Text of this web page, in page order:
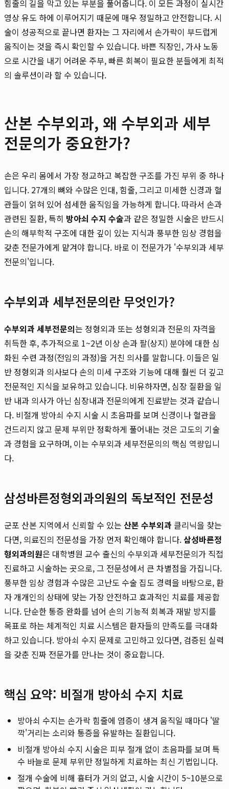
힘줄의 길을 막고 있는 부분을 풀어줍니다. 이 모든 과정이 실시간
영상 유도 하에 이루어지기 때문에 매우 정밀하고 안전합니다. 시
술이 성공적으로 끝나면 환자는 그 자리에서 손가락이 부드럽게
움직이는 것을 즉시 확인할 수 있습니다. 바쁜 직장인, 가사 노동
으로 시간을 내기 어려운 주부, 빠른 회복이 필요한 분들에게 최적
의 솔루션이라 할 수 있습니다.
산본 수부외과, 왜 수부외과 세부
전문의가 중요한가?
손은 우리 몸에서 가장 정교하고 복잡한 구조를 가진 부위 중 하나
입니다. 27개의 뼈와 수많은 인대, 힘줄, 그리고 미세한 신경과 혈
관들이 얽혀 있어 섬세한 움직임을 가능하게 합니다. 따라서 손과
관련된 질환, 특히 방아쇠 수지 수술과 같은 정밀한 시술은 반드시
손의 해부학적 구조에 대한 깊이 있는 지식과 풍부한 임상 경험을
갖춘 전문가에게 맡겨야 합니다. 바로 이 전문가가 '수부외과 세부
전문의'입니다.
수부외과 세부전문의란 무엇인가?
수부외과 세부전문의는 정형외과 또는 성형외과 전문의 자격을
취득한 후, 추가적으로 1~2년 이상 손과 팔(상지) 분야에 대한 심
화된 수련 과정(전임의 과정)을 거친 의사를 말합니다. 이들은 일
반 정형외과 의사보다 손의 미세 구조와 기능에 대해 훨씬 더 깊고
전문적인 지식을 보유하고 있습니다. 비유하자면, 심장 질환을 일
반 내과 의사가 아닌 심장내과 전문의에게 진료받는 것과 같습니
다. 비절개 방아쇠 수지 시술 시 초음파를 보며 신경이나 혈관을
건드리지 않고 문제 부위만 정확하게 풀어내는 것은 고도의 기술
과 경험을 요구하며, 이는 수부외과 세부전문의의 핵심 역량입니
다.
삼성바른정형외과의원의 독보적인 전문성
군포 산본 지역에서 신뢰할 수 있는 산본 수부외과 클리닉을 찾는
다면, 의료진의 전문성을 가장 먼저 확인해야 합니다. 삼성바른정
형외과의원은 대학병원 교수 출신의 수부외과 세부전문의가 직접
진료하고 시술하는 곳으로, 그 전문성에서 큰 차별점을 가집니다.
풍부한 임상 경험과 수많은 고난도 수술 집도 경력을 바탕으로, 환
자 개개인의 상태에 맞는 가장 안전하고 효과적인 치료를 제공합
니다. 단순한 통증 완화를 넘어 손의 기능적 회복과 재발 방지를
목표로 하는 체계적인 치료 시스템은 환자들의 만족도를 극대화
하고 있습니다. 방아쇠 수지 문제로 고민하고 있다면, 검증된 실력
을 갖춘 진짜 전문가를 만나는 것이 중요합니다.
핵심 요약: 비절개 방아쇠 수지 치료
방아쇠 수지는 손가락 힘줄에 염증이 생겨 움직일 때마다 '딸
깍'거리는 소리와 통증을 유발하는 질환입니다.
비절개 방아쇠 수지 시술은 피부 절개 없이 초음파를 보며 특
수 바늘로 문제 부위만 정밀하게 치료하는 최신 기법입니다.
절개 수술에 비해 흉터가 거의 없고, 시술 시간이 5~10분으로